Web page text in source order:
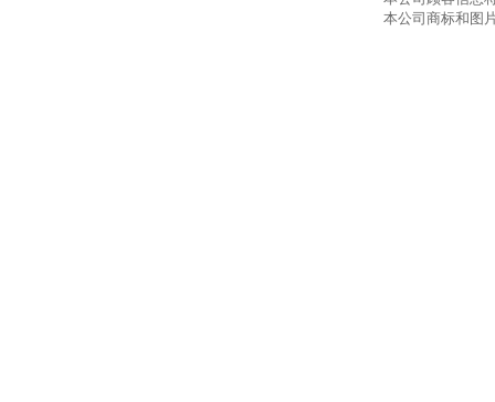
本公司商标和图